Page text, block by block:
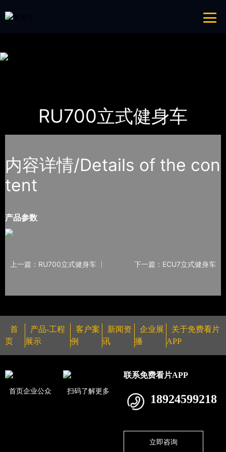
网站地图
RU700立式健身车
内容详情/Details of the con
tent
产品参数
上一篇：RU700立式健身车 下一篇：ECU7立式健身车
首
页
产品-工程
展示
客户案
例
新闻资
讯
企业展
播
关于免费看片
APP
首页企业公众 扫码了解更多
联系免费看片APP
18924599218
立即咨询